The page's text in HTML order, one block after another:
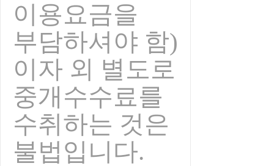
이용요금을
부담하셔야 함)
이자 외 별도로
중개수수료를
수취하는 것은
불법입니다.